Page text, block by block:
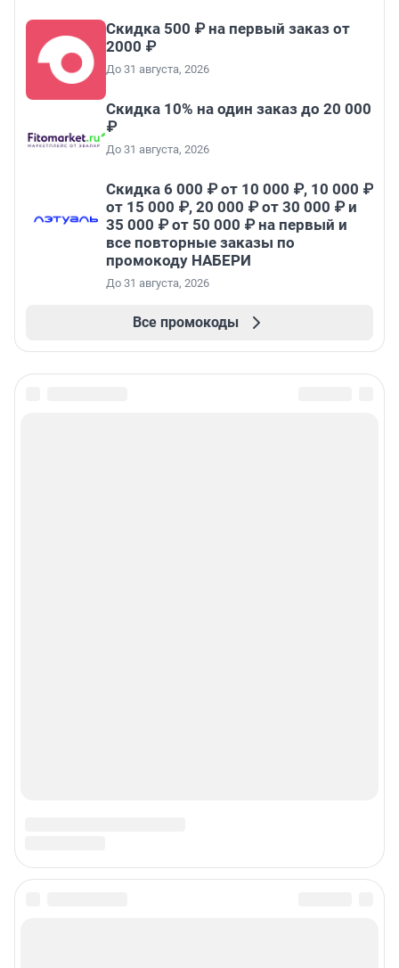
Скидка 500 ₽ на первый заказ от
2000 ₽
До 31 августа, 2026
Скидка 10% на один заказ до 20 000
₽
До 31 августа, 2026
Скидка 6 000 ₽ от 10 000 ₽, 10 000 ₽
от 15 000 ₽, 20 000 ₽ от 30 000 ₽ и
35 000 ₽ от 50 000 ₽ на первый и
все повторные заказы по
промокоду НАБЕРИ
До 31 августа, 2026
Все промокоды